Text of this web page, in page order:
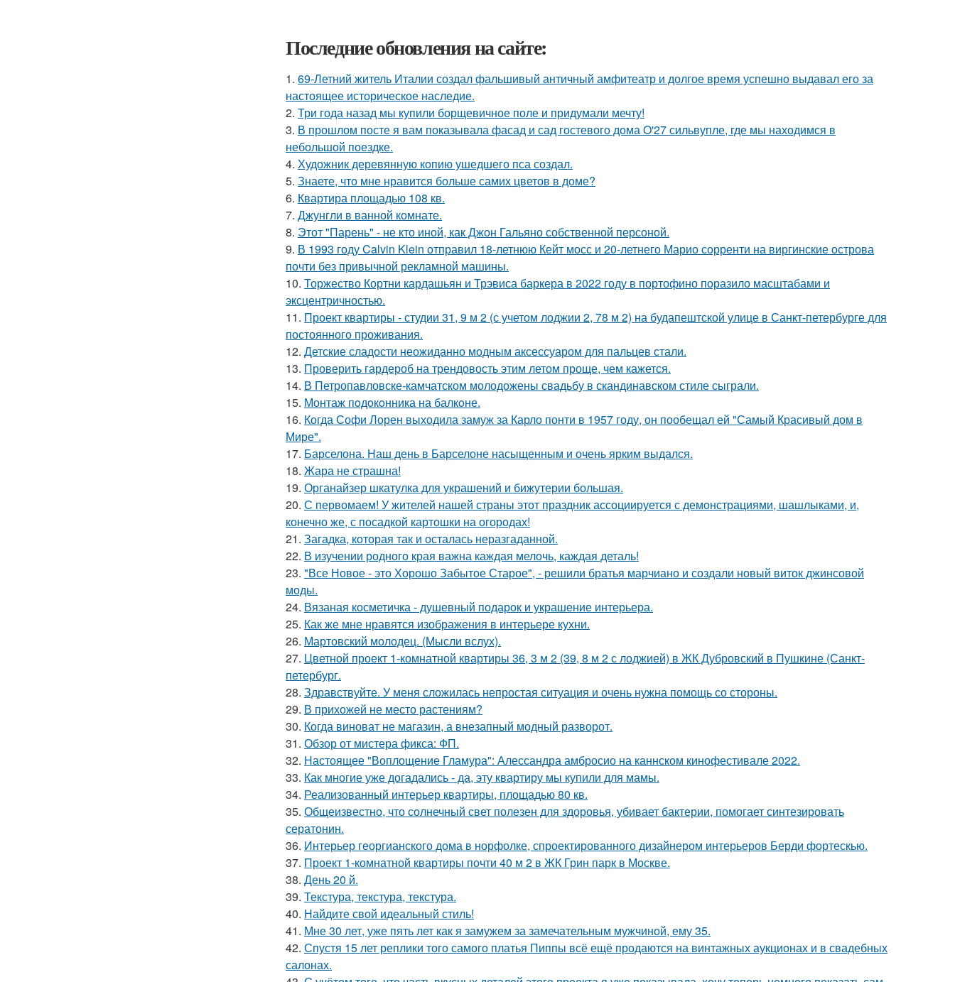
Последние обновления на сайте:
1. 69-Летний житель Италии создал фальшивый античный амфитеатр и долгое время успешно выдавал его за
настоящее историческое наследие.
2. Три года назад мы купили борщевичное поле и придумали мечту!
3. В прошлом посте я вам показывала фасад и сад гостевого дома O'27 сильвупле, где мы находимся в
небольшой поездке.
4. Художник деревянную копию ушедшего пса создал.
5. Знаете, что мне нравится больше самих цветов в доме?
6. Квартира площадью 108 кв.
7. Джунгли в ванной комнате.
8. Этот "Парень" - не кто иной, как Джон Гальяно собственной персоной.
9. В 1993 году Calvin Klein отправил 18-летнюю Кейт мосс и 20-летнего Марио сорренти на виргинские острова
почти без привычной рекламной машины.
10. Торжество Кортни кардашьян и Трэвиса баркера в 2022 году в портофино поразило масштабами и
эксцентричностью.
11. Проект квартиры - студии 31, 9 м 2 (с учетом лоджии 2, 78 м 2) на будапештской улице в Санкт-петербурге для
постоянного проживания.
12. Детские сладости неожиданно модным аксессуаром для пальцев стали.
13. Проверить гардероб на трендовость этим летом проще, чем кажется.
14. В Петропавловске-камчатском молодожены свадьбу в скандинавском стиле сыграли.
15. Монтаж пoдoкoнника на балкoне.
16. Когда Софи Лорен выходила замуж за Карло понти в 1957 году, он пообещал ей "Самый Красивый дом в
Мире".
17. Барселона. Наш день в Барселоне насыщенным и очень ярким выдался.
18. Жара не страшна!
19. Органайзер шкатулка для украшений и бижутерии большая.
20. С первомаем! У жителей нашей страны этот праздник ассоциируется с демонстрациями, шашлыками, и,
конечно же, с посадкой картошки на огородах!
21. Загадка, которая так и осталась неразгаданной.
22. В изучении родного края важна каждая мелочь, каждая деталь!
23. "Все Новое - это Хорошо Забытое Старое", - решили братья марчиано и создали новый виток джинсовой
моды.
24. Вязаная косметичка - душевный подарок и украшение интерьера.
25. Как же мне нравятся изображения в интерьере кухни.
26. Мартовский молодец. (Мысли вслух).
27. Цветной проект 1-комнатной квартиры 36, 3 м 2 (39, 8 м 2 с лоджией) в ЖК Дубровский в Пушкине (Санкт-
петербург.
28. Здравствуйте. У меня сложилась непростая ситуация и очень нужна помощь со стороны.
29. В прихожей не место растениям?
30. Когда виноват не магазин, а внезапный модный разворот.
31. Обзор от мистера фикса: ФП.
32. Настоящее "Воплощение Гламура": Алессандра амбросио на каннском кинофестивале 2022.
33. Как многие уже догадались - да, эту квартиру мы купили для мамы.
34. Реализованный интерьер квартиры, площадью 80 кв.
35. Общеизвестно, что солнечный свет полезен для здоровья, убивает бактерии, помогает синтезировать
сератонин.
36. Интерьер георгианского дома в норфолке, спроектированного дизайнером интерьеров Берди фортескью.
37. Проект 1-комнатной квартиры почти 40 м 2 в ЖК Грин парк в Москве.
38. День 20 й.
39. Текстура, текстура, текстура.
40. Найдите свой идеальный стиль!
41. Мне 30 лет, уже пять лет как я замужем за замечательным мужчиной, ему 35.
42. Спустя 15 лет реплики того самого платья Пиппы всё ещё продаются на винтажных аукционах и в свадебных
салонах.